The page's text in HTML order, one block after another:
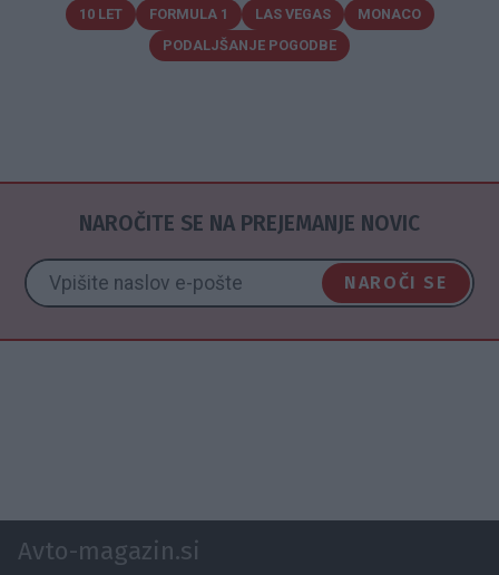
10 LET FORMULA 1 LAS VEGAS
MONACO
PODALJŠANJE POGODBE
NAROČITE SE NA PREJEMANJE NOVIC
NAROČI SE
Avto-magazin.si